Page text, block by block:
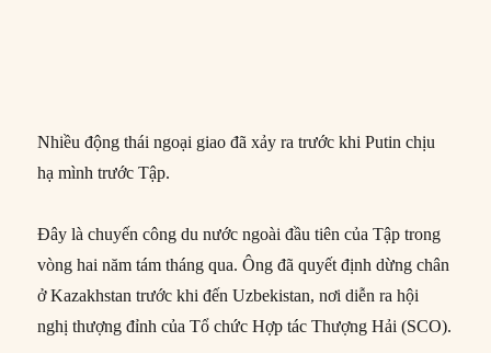
Nhiều động thái ngoại giao đã xảy ra trước khi Putin chịu
hạ mình trước Tập.
Đây là chuyến công du nước ngoài đầu tiên của Tập trong
vòng hai năm tám tháng qua. Ông đã quyết định dừng chân
ở Kazakhstan trước khi đến Uzbekistan, nơi diễn ra hội
nghị thượng đỉnh của Tổ chức Hợp tác Thượng Hải (SCO).